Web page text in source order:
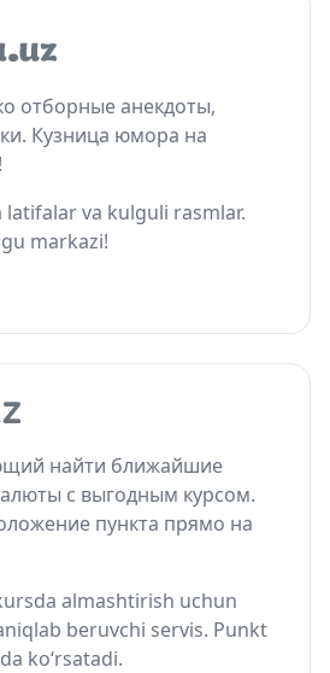
отборные анекдоты,
Кузница юмора на
va kulguli rasmlar.
markazi!
найти ближайшие
с выгодным курсом.
пункта прямо на
almashtirish uchun
beruvchi servis. Punkt
ko‘rsatadi.